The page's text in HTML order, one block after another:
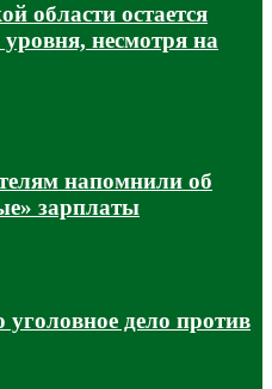
области остается
уровня, несмотря на
напомнили об
зарплаты
дело против